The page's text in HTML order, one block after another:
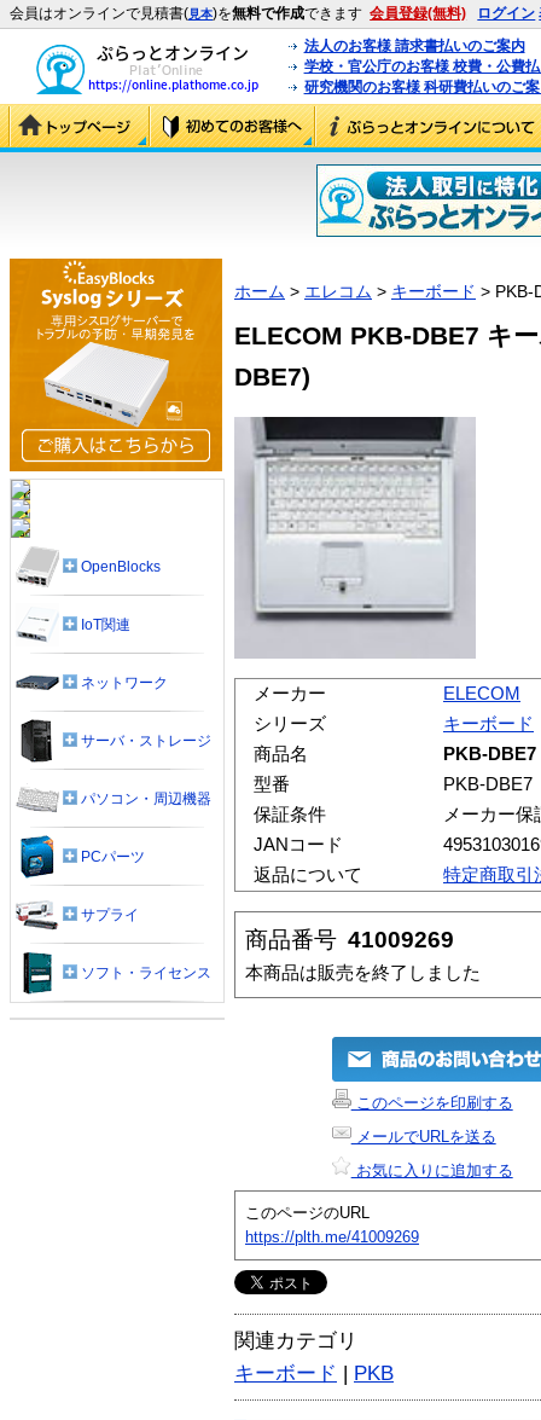
会員はオンラインで見積書(見本)を無料で作成できます 会員登録(無料) ログイン
法人のお客様 請求書払いのご案内
学校・官公庁のお客様 校費・公費
研究機関のお客様 科研費払いのご
ホーム > エレコム > キーボード > PKB-
ELECOM PKB-DBE7 キ
DBE7)
メーカー
ELECOM
シリーズ
キーボード
商品名
PKB-
型番
PKB-DBE7
保証条件
メーカー保
JANコード
返品について
特定商取引
商品番号 41009269
本商品は販売を終了しました
このページを印刷する
メールでURLを送る
お気に入りに追加する
このページのURL
https://plth.me/41009269
関連カテゴリ
キーボード | PKB
OpenBlocks
IoT関連
ネットワーク
サーバ・ストレージ
パソコン・周辺機器
PCパーツ
サプライ
ソフト・ライセンス